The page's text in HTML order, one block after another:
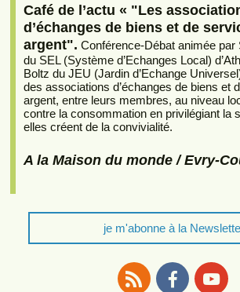
Café de l’actu « "Les
d’échanges de biens et de
argent". Conférence-Débat animée par
du SEL (Système d’Echanges Local)
Boltz du JEU (Jardin d’Echange
des associations d’échanges de biens et
argent, entre leurs membres, au niveau
contre la consommation en privilégiant la
elles créent de la convivialité.
A la Maison du monde / Evry-
je m'abonne à la